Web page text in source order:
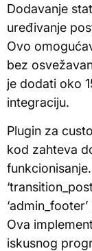
Dodavanje
uređivanje
Ovo
bez
je dodati oko
integraciju.
Plugin za
kod zahteva
Ova
iskusnog